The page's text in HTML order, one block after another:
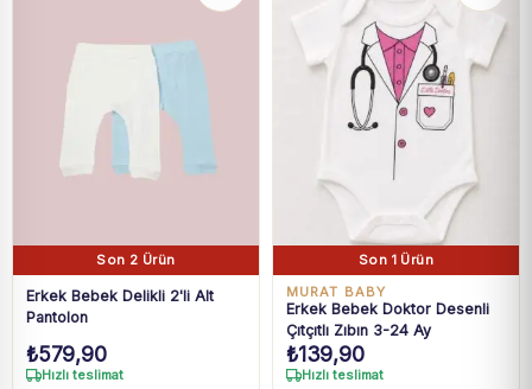
Son 2 Ürün
Erkek Bebek Delikli 2'li Alt
Pantolon
₺579,90
Hızlı teslimat
Son 1 Ürün
MURAT BABY
Erkek Bebek Doktor Desenli
Çıtçıtlı Zıbın 3-24 Ay
₺139,90
Hızlı teslimat